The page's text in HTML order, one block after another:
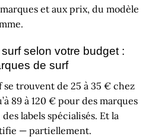
et aux prix, du modèle
selon votre budget :
de surf
se trouvent de 25 à 35 € chez
89 à 120 € pour des marques
labels spécialisés. Et la
— partiellement.